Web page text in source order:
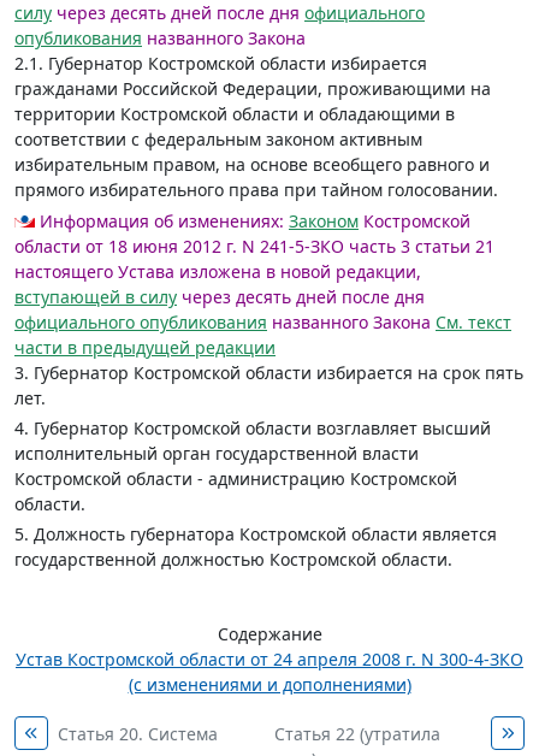
силу через десять дней после дня официального
опубликования названного Закона
2.1. Губернатор Костромской области избирается
гражданами Российской Федерации, проживающими на
территории Костромской области и обладающими в
соответствии с федеральным законом активным
избирательным правом, на основе всеобщего равного и
прямого избирательного права при тайном голосовании.
Информация об изменениях: Законом Костромской
области от 18 июня 2012 г. N 241-5-ЗКО часть 3 статьи 21
настоящего Устава изложена в новой редакции,
вступающей в силу через десять дней после дня
официального опубликования названного Закона См. текст
части в предыдущей редакции
3. Губернатор Костромской области избирается на срок пять
лет.
4. Губернатор Костромской области возглавляет высший
исполнительный орган государственной власти
Костромской области - администрацию Костромской
области.
5. Должность губернатора Костромской области является
государственной должностью Костромской области.
Содержание
Устав Костромской области от 24 апреля 2008 г. N 300-4-ЗКО
(с изменениями и дополнениями)
Статья 20. Система
Статья 22 (утратила